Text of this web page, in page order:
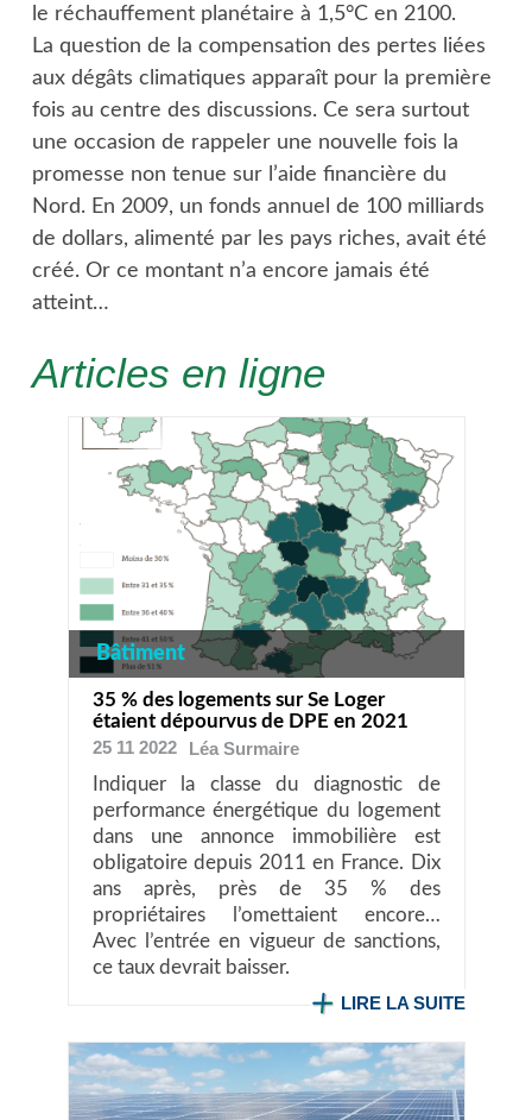
le réchauffement planétaire à 1,5°C en 2100.
La question de la compensation des pertes liées
aux dégâts climatiques apparaît pour la première
fois au centre des discussions. Ce sera surtout
une occasion de rappeler une nouvelle fois la
promesse non tenue sur l’aide financière du
Nord. En 2009, un fonds annuel de 100 milliards
de dollars, alimenté par les pays riches, avait été
créé. Or ce montant n’a encore jamais été
atteint…
Articles en ligne
Bâtiment
35 % des logements sur Se Loger
étaient dépourvus de DPE en 2021
25 11 2022
Léa Surmaire
Indiquer la classe du diagnostic de
performance énergétique du logement
dans une annonce immobilière est
obligatoire depuis 2011 en France. Dix
ans après, près de 35 % des
propriétaires l’omettaient encore…
Avec l’entrée en vigueur de sanctions,
ce taux devrait baisser.
LIRE LA SUITE